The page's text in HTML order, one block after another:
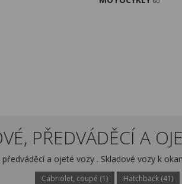
PŘEDVÁDĚCÍ A
předváděcí a ojeté vozy . Skladové vozy k
Cabriolet, coupé (1) Hatchback (41)